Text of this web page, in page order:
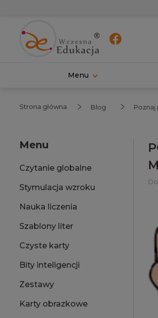
Menu
Strona główna Blog Poznaj
Menu
Czytanie globalne
Stymulacja wzroku
Nauka liczenia
Szablony liter
Czyste karty
Bity inteligencji
Zestawy
Karty obrazkowe